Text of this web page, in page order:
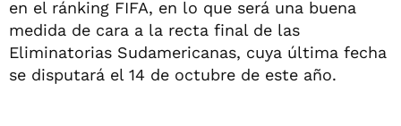
en el ránking FIFA, en lo que será una buena
medida de cara a la recta final de las
Eliminatorias Sudamericanas, cuya última fecha
se disputará el 14 de octubre de este año.